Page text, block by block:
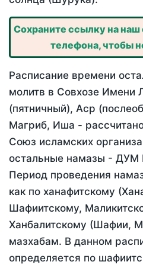
Сохраните ссылку на наш
телефона, чтобы
Расписание времени
молитв в Совхозе Имени
(пятничный), Аср
Магриб, Иша -
Союз исламских
остальные намазы - ДУМ
Период проведения
как по ханафитскому
Шафиитскому,
Ханбалитскому (Шафии,
мазхабам. В данном
определяется по